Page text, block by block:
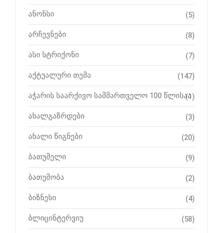
ანონსი (5)
არჩევნები (8)
ასი სტრიქონი (7)
აქტუალური თემა (147)
აჭარის საარქივო სამმართველო 100 წლისაა
(1)
ახალგაზრდები (3)
ახალი წიგნები (20)
ბათუმელი (9)
ბათუმობა (2)
ბიზნესი (4)
ბლიცინტერვიუ (58)